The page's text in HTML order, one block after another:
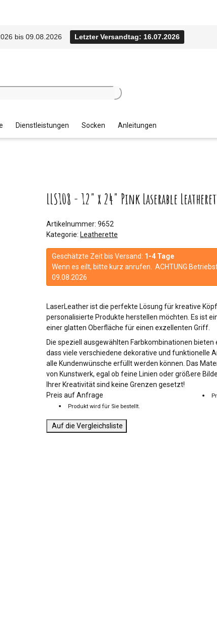
bis 09.08.2026 Letzter Versandtag: 16.07.2026
Dienstleistungen Socken Anleitungen
LLS108 - 12" x 24" Pink Laserable
Artikelnummer: 9652
Kategorie: Leatherette
Geschätzte Zeit bis Versand: 1-4 Tage
Wenn es eilt, bitte kurz anrufen. ACHTUNG
09.08.2026
LaserLeather ist die perfekte Lösung für kreative
personalisierte Produkte herstellen möchten. Es ist
einer glatten Oberfläche für einen exzellenten Griff.
Die speziell ausgewählten Farbkombinationen
dass viele verschiedene dekorative und funktionelle
alle Kundenwünsche erfüllt werden können. Das
von Kunstwerk, egal ob feine Linien oder größere
Ihrer Kreativität sind keine Grenzen gesetzt!
Preis auf Anfrage
Produkt wird für Sie bestellt.
Auf die Vergleichsliste